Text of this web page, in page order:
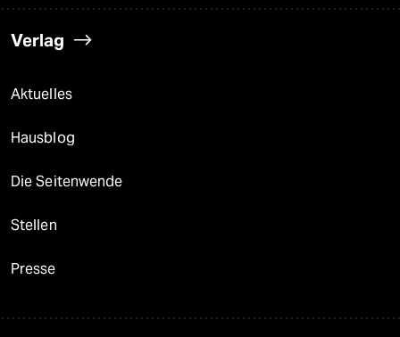
Verlag
Aktuelles
Hausblog
Die Seitenwende
Stellen
Presse